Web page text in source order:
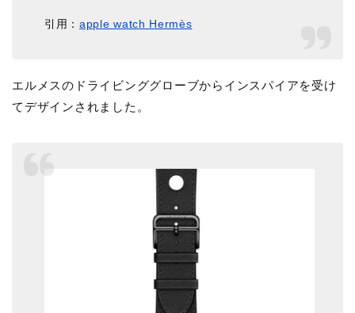
引用：apple watch Hermès
エルメスのドライビンググローブからインスパイアを受け
てデザインされました。